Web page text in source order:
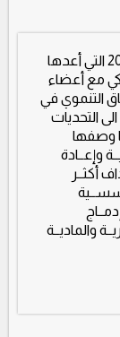
نشاركم استراتيجية الشبكة العربية 2020-2023 التي أعدها
مع أعضاء
التنموي في
التحديات
وصفها
وإعــادة
أكثــر
والماديــة